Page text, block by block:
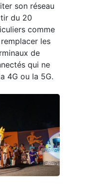
son réseau
du 20
comme
les
de
qui ne
4G ou la 5G.